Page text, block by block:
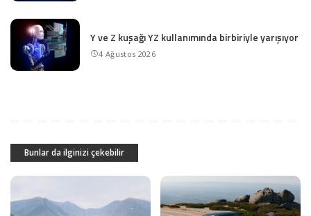
Y ve Z kuşağı YZ kullanımında birbiriyle yarışıyor
4 Ağustos 2026
Bunlar da ilginizi çekebilir